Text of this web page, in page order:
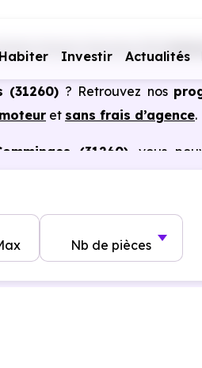
Habiter Investir Actualités
Haute-Garonne (31)
(31260) ? Retrouvez nos
et sans frais d’agence.
(31260) , vous
Nb de pièces